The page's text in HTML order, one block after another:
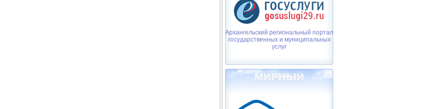
Архангельский региональный портал
государственных и муниципальных
услуг